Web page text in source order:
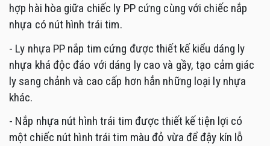
hợp hài hòa giữa chiếc ly PP cứng cùng với chiếc nắp
nhựa có nút hình trái tim.
- Ly nhựa PP nắp tim cứng được thiết kế kiểu dáng ly
nhựa khá độc đáo với dáng ly cao và gầy, tạo cảm giác
ly sang chảnh và cao cấp hơn hẳn những loại ly nhựa
khác.
- Nắp nhựa nút hình trái tim được thiết kế tiện lợi có
một chiếc nút hình trái tim màu đỏ vừa để đậy kín lỗ